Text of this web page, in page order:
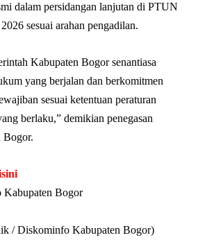
dalam persidangan lanjutan di PTUN
sesuai arahan pengadilan.
Kabupaten Bogor senantiasa
yang berjalan dan berkomitmen
sesuai ketentuan peraturan
berlaku,” demikian penegasan
Bogor.
Kabupaten Bogor
/ Diskominfo Kabupaten Bogor)